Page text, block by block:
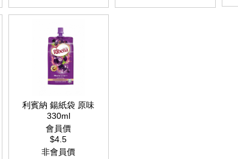
利賓納 鍚紙袋 原味
330ml
會員價
$4.5
非會員價